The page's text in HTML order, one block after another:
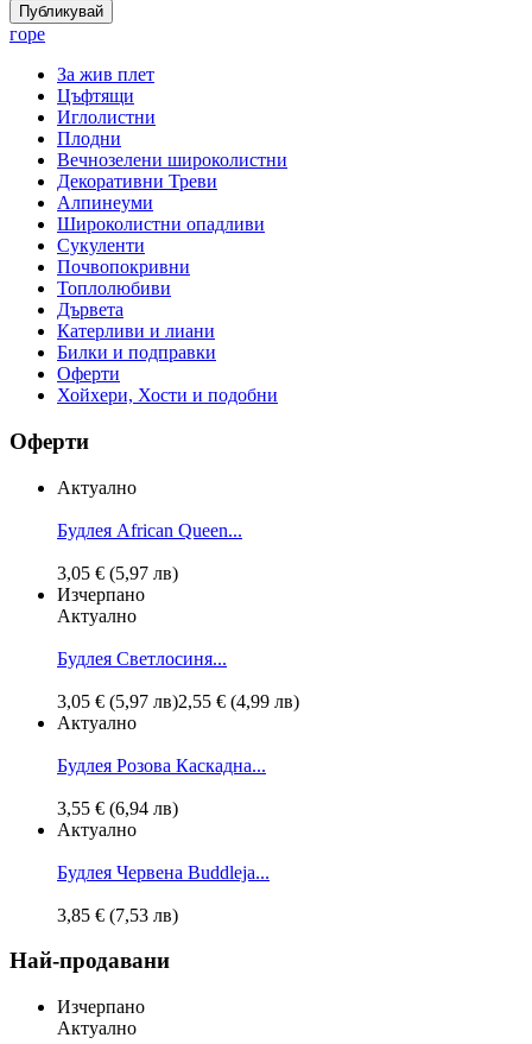
горе
За жив плет
Цъфтящи
Иглолистни
Плодни
Вечнозелени широколистни
Декоративни Треви
Алпинеуми
Широколистни опадливи
Сукуленти
Почвопокривни
Топлолюбиви
Дървета
Катерливи и лиани
Билки и подправки
Оферти
Хойхери, Хости и подобни
Оферти
Актуално
Будлея African Queen...
3,05 € (5,97 лв)
Изчерпано
Актуално
Будлея Светлосиня...
3,05 € (5,97 лв)2,55 € (4,99 лв)
Актуално
Будлея Розова Каскадна...
3,55 € (6,94 лв)
Актуално
Будлея Червена Buddleja...
3,85 € (7,53 лв)
Най-продавани
Изчерпано
Актуално